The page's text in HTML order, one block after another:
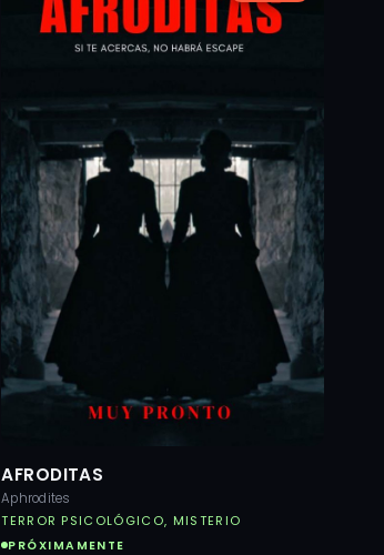
AFRODITAS
Aphrodites
TERROR PSICOLÓGICO, MISTERIO
PRÓXIMAMENTE